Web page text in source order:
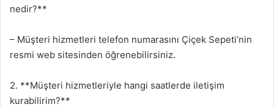
nedir?**
– Müşteri hizmetleri telefon numarasını Çiçek Sepeti’nin
resmi web sitesinden öğrenebilirsiniz.
2. **Müşteri hizmetleriyle hangi saatlerde iletişim
kurabilirim?**